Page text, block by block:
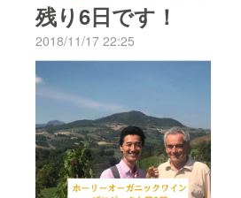
たようで、どのような感じ
であったかはまたレポート
として発表できたらと思い
ます。クリスマスやお歳暮
に向けたプレゼントとして
最適なセットもまだまだあ
りますし、ここだけでしか
残り6日です！
2018/11/17 22:25